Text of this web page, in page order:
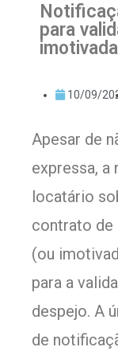
para
imotivada
10/09/
​Apesar de
expressa, a
locatário
contrato de
(ou
para a
despejo. A
de